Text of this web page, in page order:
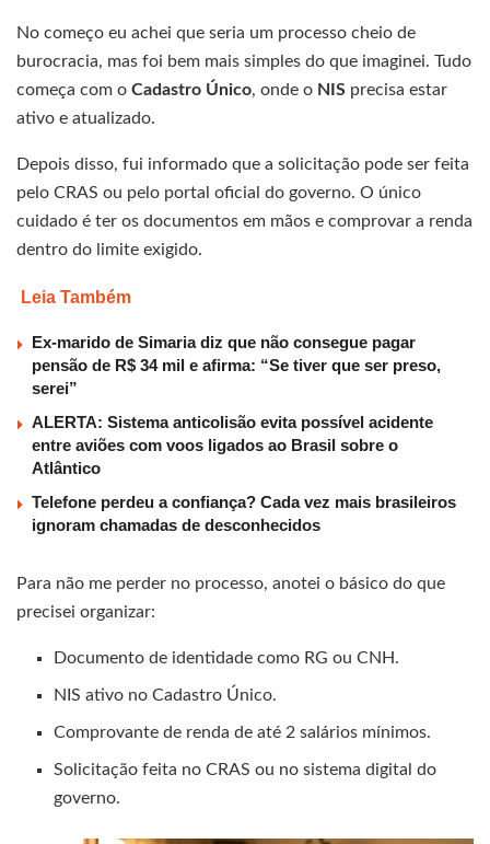
No começo eu achei que seria um processo cheio de
burocracia, mas foi bem mais simples do que imaginei. Tudo
começa com o Cadastro Único, onde o NIS precisa estar
ativo e atualizado.
Depois disso, fui informado que a solicitação pode ser feita
pelo CRAS ou pelo portal oficial do governo. O único
cuidado é ter os documentos em mãos e comprovar a renda
dentro do limite exigido.
Leia Também
Ex-marido de Simaria diz que não consegue pagar
pensão de R$ 34 mil e afirma: “Se tiver que ser preso,
serei”
ALERTA: Sistema anticolisão evita possível acidente
entre aviões com voos ligados ao Brasil sobre o
Atlântico
Telefone perdeu a confiança? Cada vez mais brasileiros
ignoram chamadas de desconhecidos
Para não me perder no processo, anotei o básico do que
precisei organizar:
Documento de identidade como RG ou CNH.
NIS ativo no Cadastro Único.
Comprovante de renda de até 2 salários mínimos.
Solicitação feita no CRAS ou no sistema digital do
governo.